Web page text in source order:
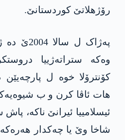
رۆژهلاتێ کوردستانێ.
پەژاک ل
وەکە ستراتەژییا
کۆنترۆلا خوە ل
هات ئاڤا کرن و ب شیوەیەکە